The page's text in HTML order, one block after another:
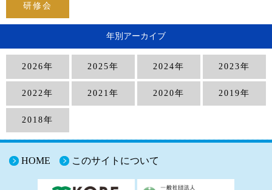
研修会
年別アーカイブ
2026年 2025年 2024年 2023年
2022年 2021年 2020年 2019年
2018年
HOME このサイトについて